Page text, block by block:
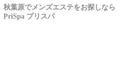
秋葉原でメンズエステをお探しなら
PriSpa プリスパ